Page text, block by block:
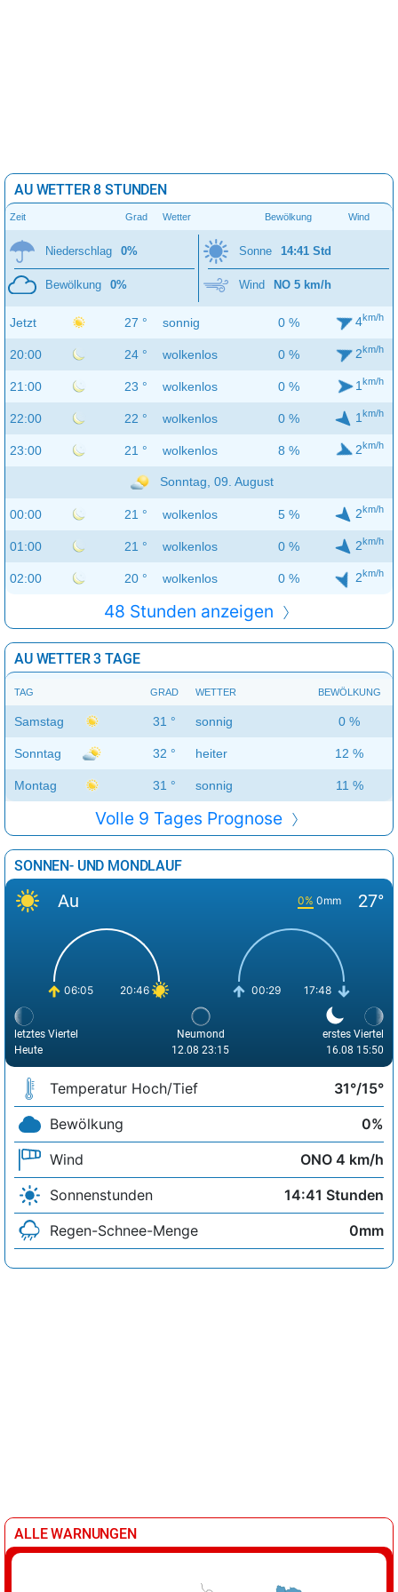
AU WETTER 8 STUNDEN
Zeit Grad Wetter Bewölkung Wind
Niederschlag 0%
Bewölkung 0%
Sonne 14:41 Std
Wind NO 5 km/h
Jetzt 27 ° sonnig 0 % 4km/h
20:00 24 ° wolkenlos 0 % 2km/h
21:00 23 ° wolkenlos 0 % 1 km/h
22:00 22 ° wolkenlos 0 % 1 km/h
23:00 21 ° wolkenlos 8 % 2km/h
Sonntag, 09. August
00:00 21 ° wolkenlos 5 % 2km/h
01:00 21 ° wolkenlos 0 % 2km/h
02:00 20 ° wolkenlos 0 % 2km/h
48 Stunden anzeigen
AU WETTER 3 TAGE
TAG GRAD WETTER BEWÖLKUNG
Samstag 31 ° sonnig 0 %
Sonntag 32 ° heiter 12 %
Montag 31 ° sonnig 11 %
Volle 9 Tages Prognose
SONNEN- UND MONDLAUF
Au 0% 0mm 27°
06:05 20:46 00:29 17:48
letztes Viertel
Heute
Neumond
12.08 23:15
erstes Viertel
16.08 15:50
Temperatur Hoch/Tief
31°/15°
Bewölkung
0%
Wind
ONO 4 km/h
Sonnenstunden
14:41 Stunden
Regen-Schnee-Menge
0mm
ALLE WARNUNGEN